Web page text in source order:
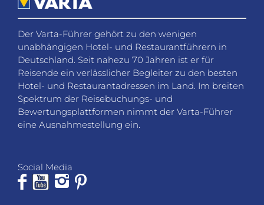
Der Varta-Führer gehört zu den wenigen
unabhängigen Hotel- und Restaurantführern in
Deutschland. Seit nahezu 70 Jahren ist er für
Reisende ein verlässlicher Begleiter zu den besten
Hotel- und Restaurantadressen im Land. Im breiten
Spektrum der Reisebuchungs- und
Bewertungsplattformen nimmt der Varta-Führer
eine Ausnahmestellung ein.
Social Media